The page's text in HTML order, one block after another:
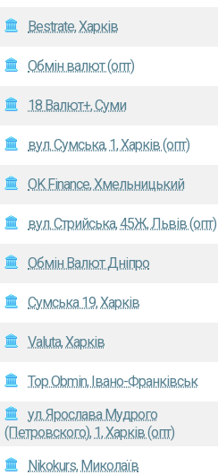
Bestrate, Харків
Обмін валют (опт)
18 Валют+, Суми
вул. Сумська, 1, Харків (опт)
OK Finance, Хмельницький
вул. Стрийська, 45Ж, Львів (опт)
Обмін Валют Дніпро
Сумська 19, Харків
Valuta, Харків
Top Obmin, Івано-Франківськ
ул. Ярослава Мудрого
(Петровского), 1, Харків (опт)
Nikokurs, Миколаїв